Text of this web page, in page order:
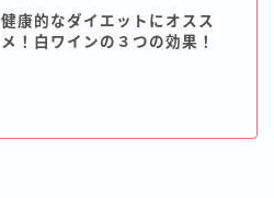
健康的なダイエットにオスス
メ！白ワインの３つの効果！